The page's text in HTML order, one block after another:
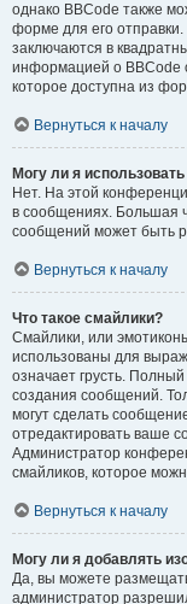
однако BBCode также
форме для его
заключаются в
информацией о BBCode
которое доступна из
Вернуться к началу
Могу ли я
Нет. На этой
в сообщениях. Большая
сообщений может быть
Вернуться к началу
Что такое смайлики?
Смайлики, или
использованы для
означает грусть.
создания сообщений.
могут сделать
отредактировать ваше
Администратор
смайликов, которое
Вернуться к началу
Могу ли я добавлять
Да, вы можете
администратор